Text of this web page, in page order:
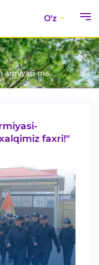
O'z
armiyasi-ma...
faxri!"